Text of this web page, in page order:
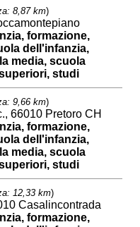
8,87 km)
formazione,
dell'infanzia,
media, scuola
studi
9,66 km)
66010 Pretoro CH
formazione,
dell'infanzia,
media, scuola
studi
12,33 km)
Casalincontrada
formazione,